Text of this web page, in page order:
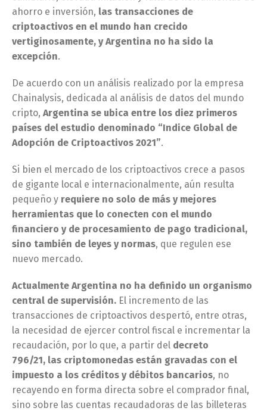
ahorro e inversión, las transacciones de
criptoactivos en el mundo han crecido
vertiginosamente, y Argentina no ha sido la
excepción.
De acuerdo con un análisis realizado por la empresa
Chainalysis, dedicada al análisis de datos del mundo
cripto, Argentina se ubica entre los diez primeros
países del estudio denominado “Indice Global de
Adopción de Criptoactivos 2021”.
Si bien el mercado de los criptoactivos crece a pasos
de gigante local e internacionalmente, aún resulta
pequeño y requiere no solo de más y mejores
herramientas que lo conecten con el mundo
financiero y de procesamiento de pago tradicional,
sino también de leyes y normas, que regulen ese
nuevo mercado.
Actualmente Argentina no ha definido un organismo
central de supervisión. El incremento de las
transacciones de criptoactivos despertó, entre otras,
la necesidad de ejercer control fiscal e incrementar la
recaudación, por lo que, a partir del decreto
796/21, las criptomonedas están gravadas con el
impuesto a los créditos y débitos bancarios, no
recayendo en forma directa sobre el comprador final,
sino sobre las cuentas recaudadoras de las billeteras